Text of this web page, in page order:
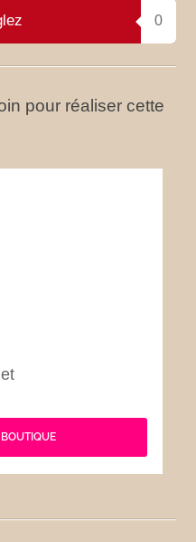
0
pour réaliser cette